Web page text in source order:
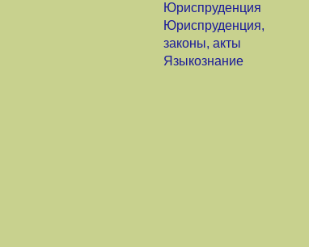
Юриспруденция
Юриспруденция,
законы, акты
Языкознание